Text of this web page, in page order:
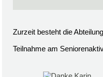
Zurzeit besteht die
Teilnahme am